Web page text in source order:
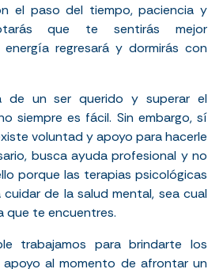
el paso del tiempo, paciencia y
que te sentirás mejor
energía regresará y dormirás con
de un ser querido y superar el
siempre es fácil. Sin embargo, sí
voluntad y apoyo para hacerle
busca ayuda profesional y no
porque las terapias psicológicas
de la salud mental, sea cual
que te encuentres.
trabajamos para brindarte los
al momento de afrontar un